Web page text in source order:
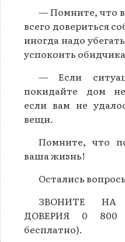
— Помните, что
всего довериться
иногда надо
успокоить
— Если
покидайте дом
если вам не
вещи.
Помните, что
ваша жизнь!
Остались
ЗВОНИТЕ НА
ДОВЕРИЯ 0 800
бесплатно).